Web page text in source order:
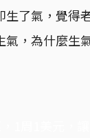
了氣，覺得
，為什麼生